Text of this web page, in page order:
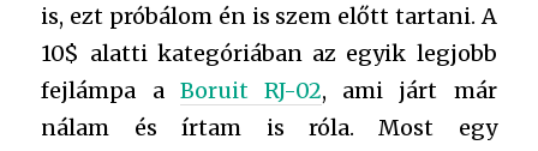
is, ezt próbálom én is szem előtt tartani. A
10$ alatti kategóriában az egyik legjobb
fejlámpa a Boruit RJ-02, ami járt már
nálam és írtam is róla. Most egy